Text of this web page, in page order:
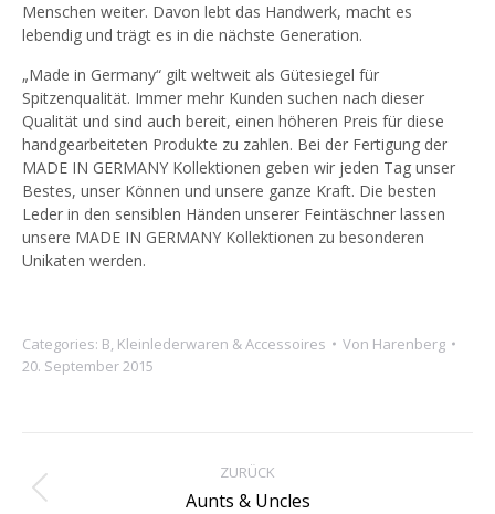
Menschen weiter. Davon lebt das Handwerk, macht es
lebendig und trägt es in die nächste Generation.
„Made in Germany“ gilt weltweit als Gütesiegel für
Spitzenqualität. Immer mehr Kunden suchen nach dieser
Qualität und sind auch bereit, einen höheren Preis für diese
handgearbeiteten Produkte zu zahlen. Bei der Fertigung der
MADE IN GERMANY Kollektionen geben wir jeden Tag unser
Bestes, unser Können und unsere ganze Kraft. Die besten
Leder in den sensiblen Händen unserer Feintäschner lassen
unsere MADE IN GERMANY Kollektionen zu besonderen
Unikaten werden.
Categories: B, Kleinlederwaren & Accessoires Von Harenberg
20. September 2015
navigation
ZURÜCK
Previous
Aunts & Uncles